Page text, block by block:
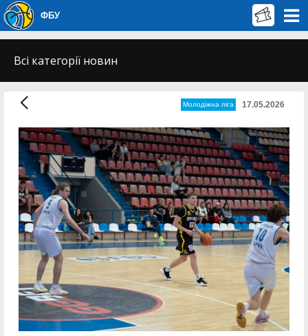
ФБУ
Всі категорії новин
Молодіжна ліга 17.05.2026